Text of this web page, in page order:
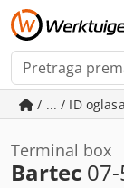
/ ... / ID
Terminal box
Bartec